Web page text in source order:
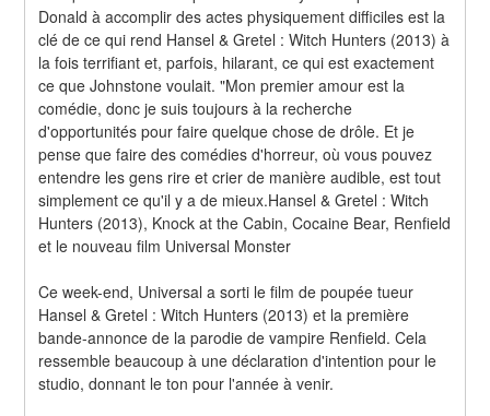
Donald à accomplir des actes physiquement difficiles est la
clé de ce qui rend Hansel & Gretel : Witch Hunters (2013) à
la fois terrifiant et, parfois, hilarant, ce qui est exactement
ce que Johnstone voulait. "Mon premier amour est la
comédie, donc je suis toujours à la recherche
d'opportunités pour faire quelque chose de drôle. Et je
pense que faire des comédies d'horreur, où vous pouvez
entendre les gens rire et crier de manière audible, est tout
simplement ce qu'il y a de mieux.Hansel & Gretel : Witch
Hunters (2013), Knock at the Cabin, Cocaine Bear, Renfield
et le nouveau film Universal Monster
Ce week-end, Universal a sorti le film de poupée tueur
Hansel & Gretel : Witch Hunters (2013) et la première
bande-annonce de la parodie de vampire Renfield. Cela
ressemble beaucoup à une déclaration d'intention pour le
studio, donnant le ton pour l'année à venir.